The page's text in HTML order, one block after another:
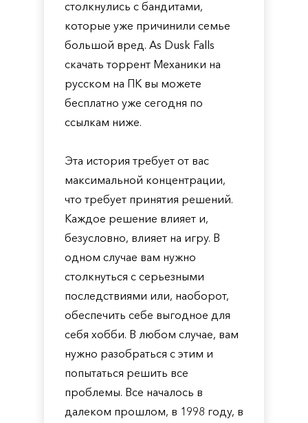
столкнулись с бандитами,
которые уже причинили семье
большой вред. As Dusk Falls
скачать торрент Механики на
русском на ПК вы можете
бесплатно уже сегодня по
ссылкам ниже.
Эта история требует от вас
максимальной концентрации,
что требует принятия решений.
Каждое решение влияет и,
безусловно, влияет на игру. В
одном случае вам нужно
столкнуться с серьезными
последствиями или, наоборот,
обеспечить себе выгодное для
себя хобби. В любом случае, вам
нужно разобраться с этим и
попытаться решить все
проблемы. Все началось в
далеком прошлом, в 1998 году, в